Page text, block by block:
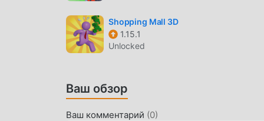
то же время процесс накопления неизбежно
модов переписало эту ситуацию. Здесь вам
немного скучное «накопление». Моды могут
СКАЧАТЬ СЕЙЧАС
Просто нажмите кнопку загрузки, чтобы
Shopping Mall 3D
1.15.1
Unlocked
Ваш обзор
Ваш комментарий (0)